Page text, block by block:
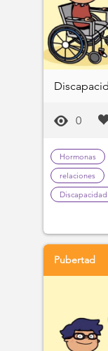
0
Hormonas
relaciones
Discapacidad
Pubertad